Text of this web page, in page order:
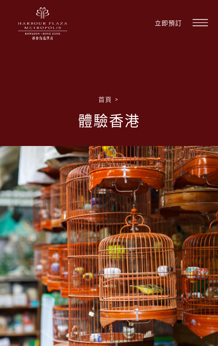
立即預訂
首頁 >
體驗香港